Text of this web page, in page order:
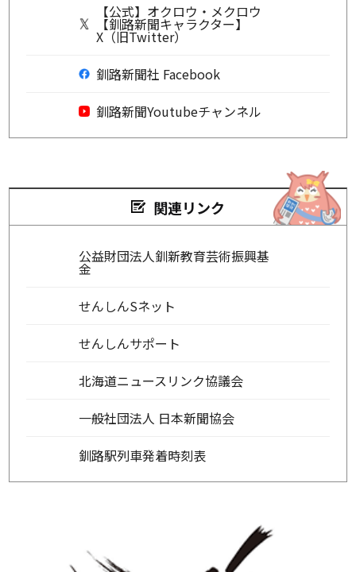
【公式】オクロウ・メクロウ
【釧路新聞キャラクター】
X（旧Twitter）
釧路新聞社 Facebook
釧路新聞Youtubeチャンネル
関連リンク
公益財団法人釧新教育芸術振興基
金
せんしんSネット
せんしんサポート
北海道ニュースリンク協議会
一般社団法人 日本新聞協会
釧路駅列車発着時刻表